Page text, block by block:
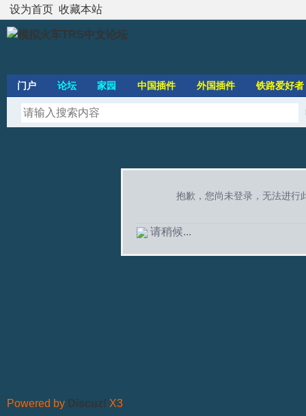
设为首页 收藏本站
门户 论坛 家园 中国插件 外国插件 铁路爱好者
抱歉，您尚未登录，无法进行
请稍候...
Powered by Discuz! X3